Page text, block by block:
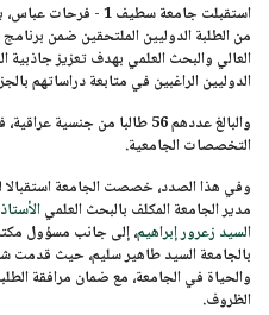
استقبلت جامعة سطيف 1 - فرحات عباس،
من الطلبة الدوليين الملتحقين ضمن برنامج
العالي والبحث العلمي بهدف تعزيز جاذبية
الدوليين الراغبين في متابعة دراساتهم
والبالغ عددهم56 طالبا
من جنسية
التخصصات الجامعية.
وفي هذا الصدد، خصصت الجامعة استقبالا
مدير الجامعة المكلف بالبحث العلمي
السيد زعرور إبراهيم، إلى جانب مسؤول
بالجامعةالسيد طاهير سليم، حيث قدمت
والحياة في الجامعة، مع ضمان مرافقة
الظروف.